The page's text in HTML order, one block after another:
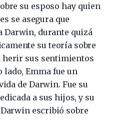
su esposo hay quien
se asegura que
Darwin, durante quizá
su teoría sobre
herir sus sentimientos
Emma fue un
de Darwin. Fue su
a sus hijos, y su
escribió sobre